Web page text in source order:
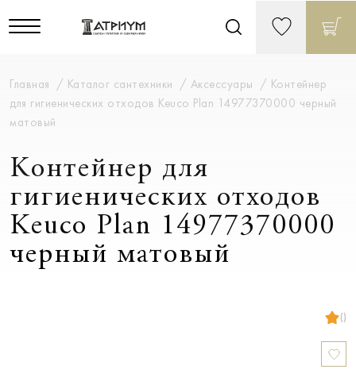
Главная Каталог сантехники Аксессуары
Контейнер
для гигиенических отходов Keuco Plan 14977370000 черный
матовый
Контейнер для
гигиенических отходов
Keuco Plan 14977370000
черный матовый
()